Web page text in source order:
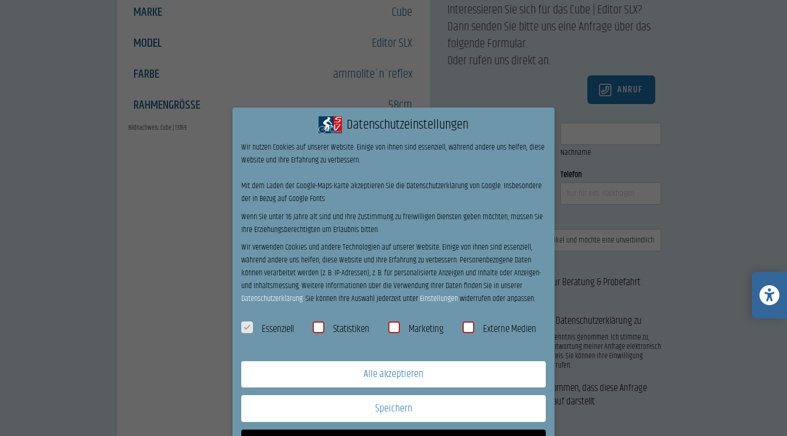
MARKE
Cube
MODEL
Editor SLX
FARBE
ammolite´n´reflex
RAHMENGRÖSSE
58cm
Bildnachweis: Cube | 13769
Interessieren Sie sich für das Cube | Editor SLX?
Dann senden Sie bitte uns eine Anfrage über das
folgende Formular.
Oder rufen uns direkt an.
ANRUF
Vorname
Nachname
Telefon
Ihre Nachricht an uns:
Probefahrt
Ich möchte einen Termin zur Beratung & Probefahrt
vereinbaren.
k
x
*
Bitte stimmen sie unseren Datenschutzerklärung zu
zur Kenntnis genommen. Ich stimme zu,
dass meine Angaben und Daten zur Beantwortung meiner Anfrage elektronisch
erhoben und gespeichert werden. Hinweis: Sie können Ihre Einwilligung
widerrufen.
U
n
r
Ich habe zur Kenntnis genommen, dass diese Anfrage
unverbindlich ist, und keinen Kauf darstellt
Absenden
Datenschutzeinstellungen
Wir nutzen Cookies auf unserer Website. Einige von ihnen sind essenziell, während andere uns helfen, diese
Website und Ihre Erfahrung zu verbessern.
Mit dem Laden der Google-Maps-Karte akzeptieren Sie die Datenschutzerklärung von Google. Insbesondere
der in Bezug auf Google Fonts
Wenn Sie unter 16 Jahre alt sind und Ihre Zustimmung zu freiwilligen Diensten geben möchten, müssen Sie
Ihre Erziehungsberechtigten um Erlaubnis bitten.
Wir verwenden Cookies und andere Technologien auf unserer Website. Einige von ihnen sind essenziell,
während andere uns helfen, diese Website und Ihre Erfahrung zu verbessern.Personenbezogene Daten
können verarbeitet werden (z. B. IP-Adressen), z. B. für personalisierte Anzeigen und Inhalte oder Anzeigen-
und Inhaltsmessung.Weitere Informationen über die Verwendung Ihrer Daten finden Sie in unserer
Datenschutzerklärung.Sie können Ihre Auswahl jederzeit unterEinstellungenwiderrufen oder anpassen.
Datenschutzeinstellungen
Essenziell Statistiken Marketing Externe Medien
Alle akzeptieren
Speichern